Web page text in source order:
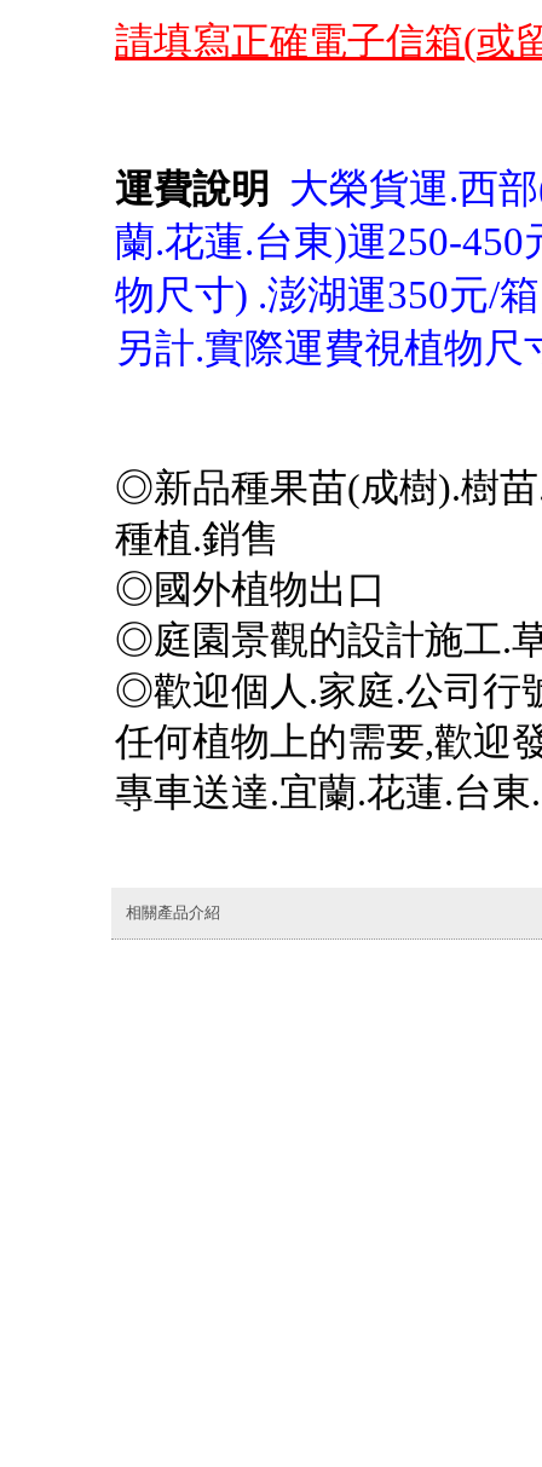
請填寫正確電子信箱(或
運費說明
大榮貨運.西
蘭.花蓮.台東)運250-
物尺寸) .澎湖運350元/
另計.實際運費視植物
◎新品種果苗(成樹).樹
種植.銷售
◎國外植物出口
◎庭園景觀的設計施工.
◎歡迎個人.家庭.公司
任何植物上的需要,歡迎
專車送達.宜蘭.花蓮.台東
相關產品介紹